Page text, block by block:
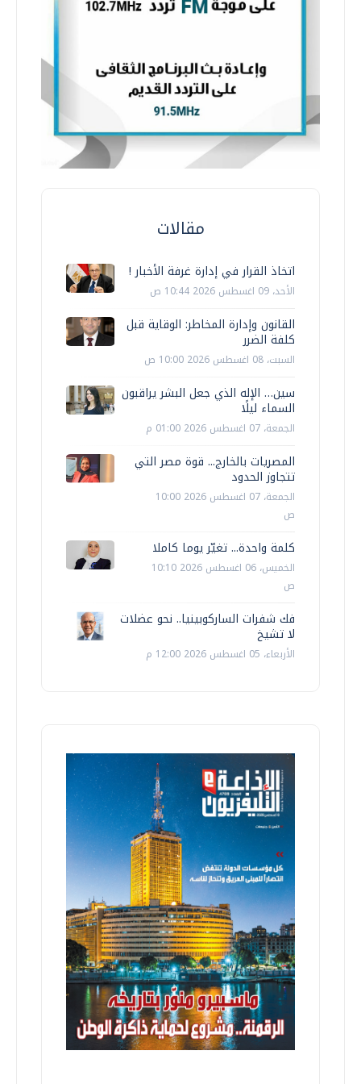
مقالات
اتخاذ القرار في إدارة غرفة الأخبار !
الأحد، 09 اغسطس 2026 10:44 ص
القانون وإدارة المخاطر: الوقاية قبل
كلفة الضرر
السبت، 08 اغسطس 2026 10:00 ص
سين… الإله الذي جعل البشر يراقبون
السماء ليلًا
الجمعة، 07 اغسطس 2026 01:00 م
المصريات بالخارج... قوة مصر التي
تتجاوز الحدود
الجمعة، 07 اغسطس 2026 10:00
ص
كلمة واحدة... تغيّر يوما كاملا
الخميس، 06 اغسطس 2026 10:10
ص
فك شفرات الساركوبينيا.. نحو عضلات
لا تشيخ
الأربعاء، 05 اغسطس 2026 12:00 م